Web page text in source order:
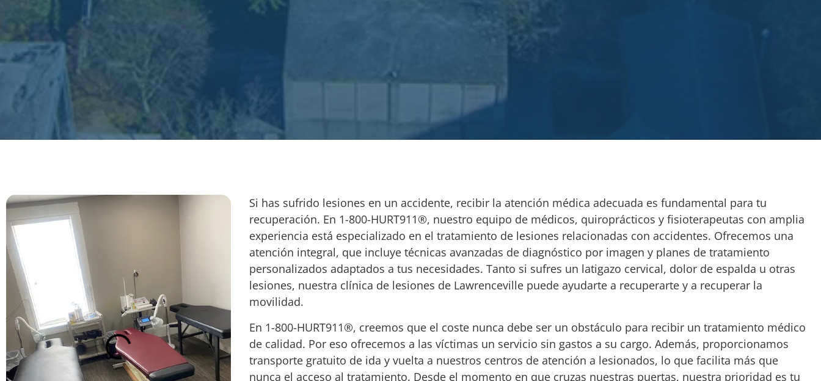
Si has sufrido lesiones en un accidente, recibir la atención médica adecuada es fundamental para tu
recuperación. En 1-800-HURT911®, nuestro equipo de médicos, quiroprácticos y fisioterapeutas con amplia
experiencia está especializado en el tratamiento de lesiones relacionadas con accidentes. Ofrecemos una
atención integral, que incluye técnicas avanzadas de diagnóstico por imagen y planes de tratamiento
personalizados adaptados a tus necesidades. Tanto si sufres un latigazo cervical, dolor de espalda u otras
lesiones, nuestra clínica de lesiones de Lawrenceville puede ayudarte a recuperarte y a recuperar la
movilidad.
En 1-800-HURT911®, creemos que el coste nunca debe ser un obstáculo para recibir un tratamiento médico
de calidad. Por eso ofrecemos a las víctimas un servicio sin gastos a su cargo. Además, proporcionamos
transporte gratuito de ida y vuelta a nuestros centros de atención a lesionados, lo que facilita más que
nunca el acceso al tratamiento. Desde el momento en que cruzas nuestras puertas, nuestra prioridad es tu